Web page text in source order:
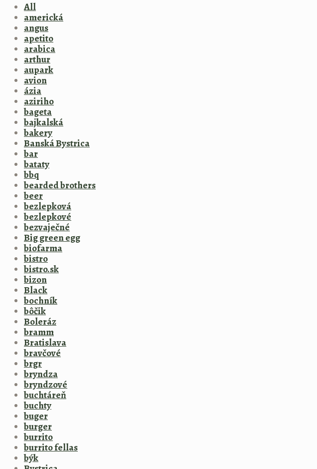
All
americká
angus
apetito
arabica
arthur
aupark
avion
ázia
aziriho
bageta
bajkalská
bakery
Banská Bystrica
bar
bataty
bbq
bearded brothers
beer
bezlepková
bezlepkové
bezvaječné
Big green egg
biofarma
bistro
bistro.sk
bizon
Black
bochník
bôčik
Boleráz
bramm
Bratislava
bravčové
brgr
bryndza
bryndzové
buchtáreň
buchty
buger
burger
burrito
burrito fellas
býk